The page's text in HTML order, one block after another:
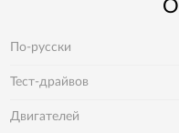
О
По-русски
Тест-драйвов
Двигателей